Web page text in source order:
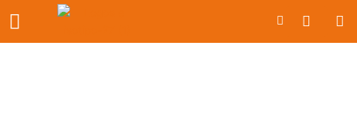
contenido
Carrito